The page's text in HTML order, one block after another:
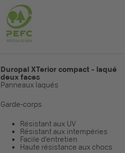
Duropal XTerior compact - laqué
deux faces
Panneaux laqués
Garde-corps
Résistant aux UV
Résistant aux intempéries
Facile d'entretien
Haute résistance aux chocs